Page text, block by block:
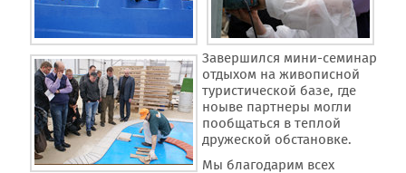
Завершился мини-семинар
отдыхом на живописной
туристической базе, где
ноыве партнеры могли
пообщаться в теплой
дружеской обстановке.
Мы благодарим всех